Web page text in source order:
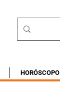
HORÓSCOPO